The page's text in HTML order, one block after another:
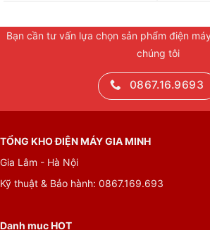
Bạn cần tư vấn lựa chọn sản phẩm điện
chúng tôi
0867.16.9693
TỔNG KHO ĐIỆN MÁY GIA MINH
Gia Lâm - Hà Nội
Kỹ thuật & Bảo hành: 0867.169.693
Danh mục HOT